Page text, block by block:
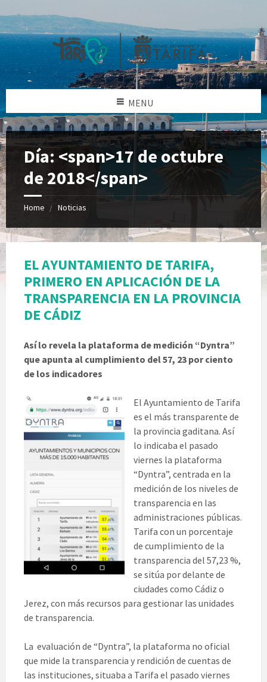
MENU
Día: <span>17 de octubre
de 2018</span>
Home Noticias
EL AYUNTAMIENTO DE TARIFA,
PRIMERO EN APLICACIÓN DE LA
TRANSPARENCIA EN LA PROVINCIA
DE CÁDIZ
Así lo revela la plataforma de medición “Dyntra”
que apunta al cumplimiento del 57, 23 por ciento
de los indicadores
El Ayuntamiento de Tarifa
es el más transparente de
la provincia gaditana. Así
lo indicaba el pasado
viernes la plataforma
“Dyntra”, centrada en la
medición de los niveles de
transparencia en las
administraciones públicas.
Tarifa con un porcentaje
de cumplimiento de la
transparencia del 57,23 %,
se sitúa por delante de
ciudades como Cádiz o
Jerez, con más recursos para gestionar las unidades
de transparencia.
La evaluación de “Dyntra”, la plataforma no oficial
que mide la transparencia y rendición de cuentas de
las instituciones, situaba a Tarifa el pasado viernes